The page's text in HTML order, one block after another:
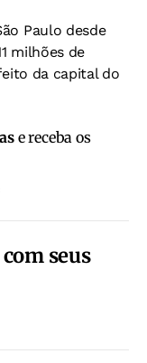
Paulo desde
milhões de
da capital do
e receba os
seus